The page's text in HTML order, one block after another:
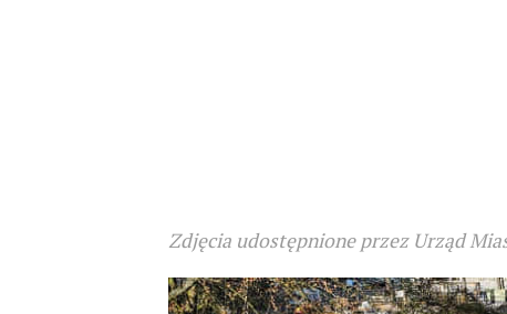
Zdjęcia udostępnione przez Urząd